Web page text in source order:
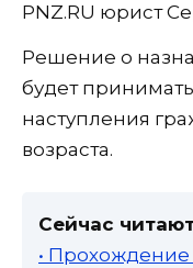
PNZ.RU юрист
Решение о
будет
наступления
возраста.
Сейчас
•